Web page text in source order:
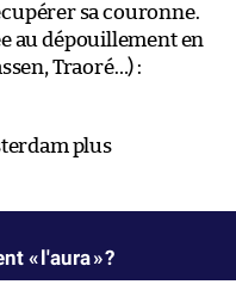
sa couronne.
au dépouillement en
Traoré…) :
plus
« l'aura » ?